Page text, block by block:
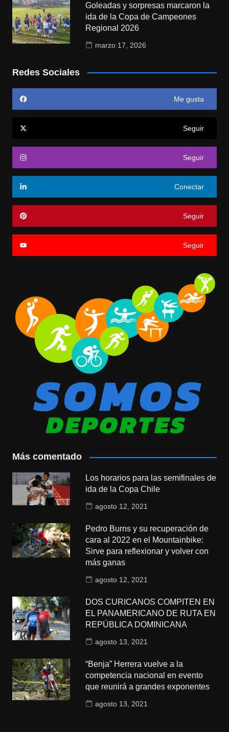
Goleadas y sorpresas marcaron la
ida de la Copa de Campeones
Regional 2026
marzo 17, 2026
Redes Sociales
Me gusta
Seguir
Seguir
Conectar
Seguir
Seguir
Más comentado
Los horarios para las semifinales de
ida de la Copa Chile
agosto 12, 2021
Pedro Burns y su recuperación de
cara al 2022 en el Mountainbike:
Sirve para reflexionar y volver con
más ganas
agosto 12, 2021
DOS CURICANOS COMPITEN EN
EL PANAMERICANO DE RUTA EN
REPÚBLICA DOMINICANA
agosto 13, 2021
“Benja” Herrera vuelve a la
competencia nacional en evento
que reunirá a grandes exponentes
agosto 13, 2021